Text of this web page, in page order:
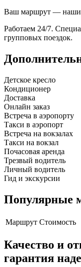
Ваш маршрут — наши
Работаем 24/7.
групповых поездок.
Детское кресло
Кондиционер
Доставка
Онлайн заказ
Встреча в аэропорту
Такси в аэропорт
Встреча на вокзалах
Такси на вокзал
Почасовая аренда
Трезвый водитель
Личный водитель
Гид и экскурсии
Популярные
Маршрут Стоимость
Качество и
гарантия